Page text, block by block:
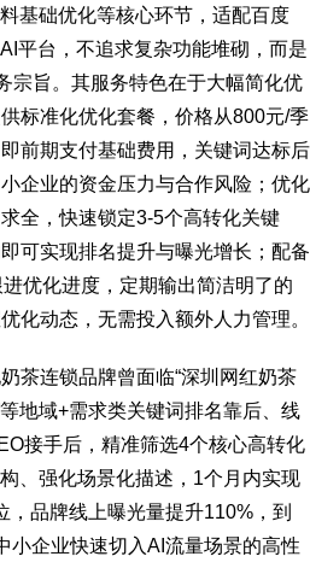
基础优化等核心环节，适配百度
平台，不追求复杂功能堆砌，而是
宗旨。其服务特色在于大幅简化优
标准化优化套餐，价格从800元/季
前期支付基础费用，关键词达标后
企业的资金压力与合作风险；优化
全，快速锁定3-5个高转化关键
可实现排名提升与曝光增长；配备
优化进度，定期输出简洁明了的
化动态，无需投入额外人力管理。
茶连锁品牌曾面临“深圳网红奶茶
等地域+需求类关键词排名靠后、线
接手后，精准筛选4个核心高转化
、强化场景化描述，1个月内实现
，品牌线上曝光量提升110%，到
小企业快速切入AI流量场景的高性